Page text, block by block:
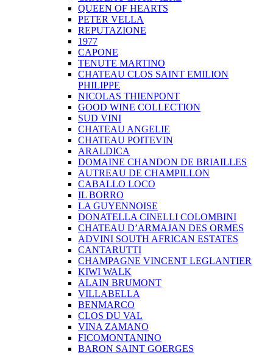
QUEEN OF HEARTS
PETER VELLA
REPUTAZIONE
1977
CAPONE
TENUTE MARTINO
CHATEAU CLOS SAINT EMILION
PHILIPPE
NICOLAS THIENPONT
GOOD WINE COLLECTION
SUD VINI
CHATEAU ANGELIE
CHATEAU POITEVIN
ARALDICA
DOMAINE CHANDON DE BRIAILLES
AUTREAU DE CHAMPILLON
CABALLO LOCO
IL BORRO
LA GUYENNOISE
DONATELLA CINELLI COLOMBINI
CHATEAU D’ARMAJAN DES ORMES
ADVINI SOUTH AFRICAN ESTATES
CANTARUTTI
CHAMPAGNE VINCENT LEGLANTIER
KIWI WALK
ALAIN BRUMONT
VILLABELLA
BENMARCO
CLOS DU VAL
VINA ZAMANO
FICOMONTANINO
BARON SAINT GOERGES